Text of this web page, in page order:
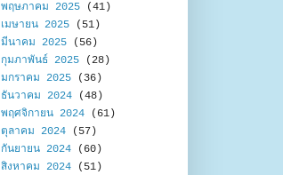
พฤษภาคม 2025 (41)
เมษายน 2025 (51)
มีนาคม 2025 (56)
กุมภาพันธ์ 2025 (28)
มกราคม 2025 (36)
ธันวาคม 2024 (48)
พฤศจิกายน 2024 (61)
ตุลาคม 2024 (57)
กันยายน 2024 (60)
สิงหาคม 2024 (51)